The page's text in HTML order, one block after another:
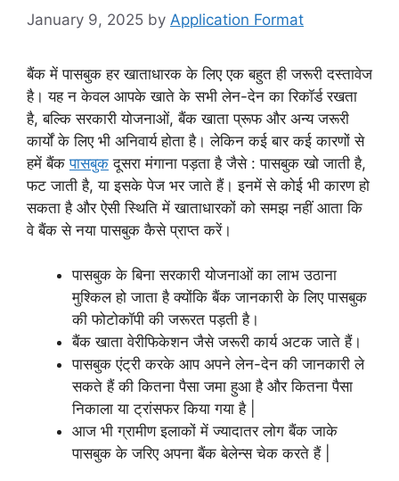
January 9, 2025 by Application Format
बैंक में पासबुक हर खाताधारक के लिए एक बहुत ही जरूरी दस्तावेज
है। यह न केवल आपके खाते के सभी लेन-देन का रिकॉर्ड रखता
है, बल्कि सरकारी योजनाओं, बैंक खाता प्रूफ और अन्य जरूरी
कार्यों के लिए भी अनिवार्य होता है। लेकिन कई बार कई कारणों से
हमें बैंकपासबुक दूसरा मंगाना पड़ता है जैसे : पासबुक खो जाती है,
फट जाती है, या इसके पेज भर जाते हैं। इनमें से कोई भी कारण हो
सकता है और ऐसी स्थिति में खाताधारकों को समझ नहीं आता कि
वे बैंक से नया पासबुक कैसे प्राप्त करें।
पासबुक के बिना सरकारी योजनाओं का लाभ उठाना
मुश्किल हो जाता है क्योंकि बैंक जानकारी के लिए पासबुक
की फोटोकॉपी की जरूरत पड़ती है।
बैंक खाता वेरीफिकेशन जैसे जरूरी कार्य अटक जाते हैं।
पासबुक एंट्री करके आप अपने लेन-देन की जानकारी ले
सकते हैं की कितना पैसा जमा हुआ है और कितना पैसा
निकाला या ट्रांसफर किया गया है |
आज भी ग्रामीण इलाकों में ज्यादातर लोग बैंक जाके
पासबुक के जरिए अपना बैंक बेलेन्स चेक करते हैं |